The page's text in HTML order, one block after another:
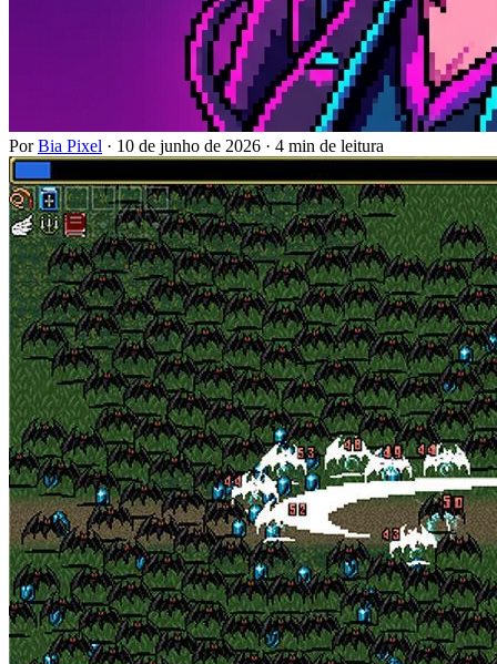
PorBia Pixel · 10 de junho de 2026 · 4 min de leitura